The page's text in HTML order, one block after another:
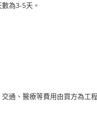
為3-5天。
通、醫療等費用由買方為